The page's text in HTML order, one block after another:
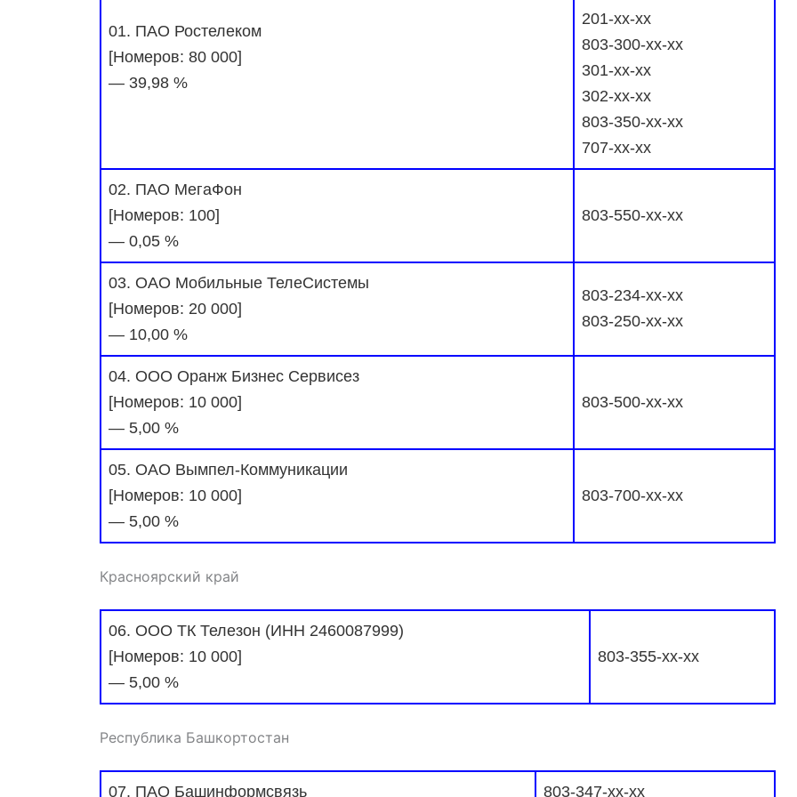
01. ПАО Ростелеком
[Номеров: 80 000]
— 39,98 %
201-xx-xx
803-300-xx-xx
301-xx-xx
302-xx-xx
803-350-xx-xx
707-xx-xx
02. ПАО МегаФон
[Номеров: 100]
— 0,05 %
803-550-xx-xx
03. ОАО Мобильные ТелеСистемы
[Номеров: 20 000]
— 10,00 %
803-234-xx-xx
803-250-xx-xx
04. ООО Оранж Бизнес Сервисез
[Номеров: 10 000]
— 5,00 %
803-500-xx-xx
05. ОАО Вымпел-Коммуникации
[Номеров: 10 000]
— 5,00 %
803-700-xx-xx
Красноярский край
06. ООО ТК Телезон (ИНН 2460087999)
[Номеров: 10 000]
— 5,00 %
803-355-xx-xx
Республика Башкортостан
07. ПАО Башинформсвязь 803-347-xx-xx